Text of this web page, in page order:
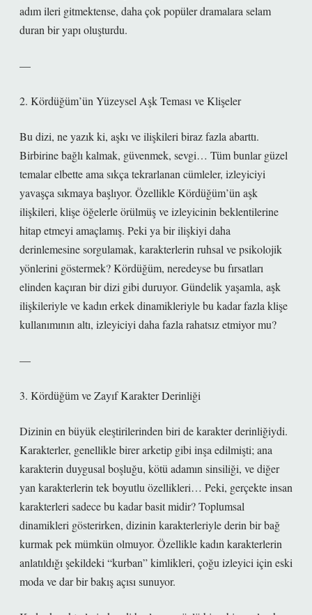
adım ileri gitmektense, daha çok popüler dramalara selam
duran bir yapı oluşturdu.
—
2. Kördüğüm’ün Yüzeysel Aşk Teması ve Klişeler
Bu dizi, ne yazık ki, aşkı ve ilişkileri biraz fazla abarttı.
Birbirine bağlı kalmak, güvenmek, sevgi… Tüm bunlar güzel
temalar elbette ama sıkça tekrarlanan cümleler, izleyiciyi
yavaşça sıkmaya başlıyor. Özellikle Kördüğüm’ün aşk
ilişkileri, klişe öğelerle örülmüş ve izleyicinin beklentilerine
hitap etmeyi amaçlamış. Peki ya bir ilişkiyi daha
derinlemesine sorgulamak, karakterlerin ruhsal ve psikolojik
yönlerini göstermek? Kördüğüm, neredeyse bu fırsatları
elinden kaçıran bir dizi gibi duruyor. Gündelik yaşamla, aşk
ilişkileriyle ve kadın erkek dinamikleriyle bu kadar fazla klişe
kullanımının altı, izleyiciyi daha fazla rahatsız etmiyor mu?
—
3. Kördüğüm ve Zayıf Karakter Derinliği
Dizinin en büyük eleştirilerinden biri de karakter derinliğiydi.
Karakterler, genellikle birer arketip gibi inşa edilmişti; ana
karakterin duygusal boşluğu, kötü adamın sinsiliği, ve diğer
yan karakterlerin tek boyutlu özellikleri… Peki, gerçekte insan
karakterleri sadece bu kadar basit midir? Toplumsal
dinamikleri gösterirken, dizinin karakterleriyle derin bir bağ
kurmak pek mümkün olmuyor. Özellikle kadın karakterlerin
anlatıldığı şekildeki “kurban” kimlikleri, çoğu izleyici için eski
moda ve dar bir bakış açısı sunuyor.